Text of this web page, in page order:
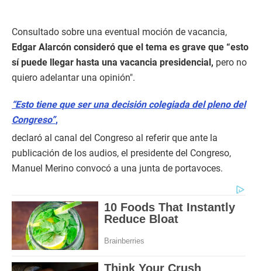
Consultado sobre una eventual moción de vacancia,
Edgar Alarcón consideró que el tema es grave que “esto
sí puede llegar hasta una vacancia presidencial, pero no
quiero adelantar una opinión".
“Esto tiene que ser una decisión colegiada del pleno del
Congreso”,
declaró al canal del Congreso al referir que ante la
publicación de los audios, el presidente del Congreso,
Manuel Merino convocó a una junta de portavoces.